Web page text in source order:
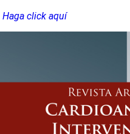
Haga click aquí